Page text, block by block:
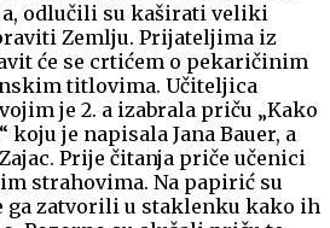
odlučili su kaširati veliki
Zemlju. Prijateljima iz
će se crtićem o pekaričinim
titlovima. Učiteljica
je 2. a izabrala priču „Kako
je napisala Jana Bauer, a
Prije čitanja priče učenici
strahovima. Na papirić su
ga zatvorili u staklenku kako ih